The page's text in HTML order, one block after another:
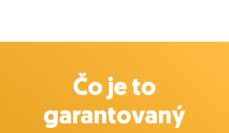
Čo je to
garantovaný